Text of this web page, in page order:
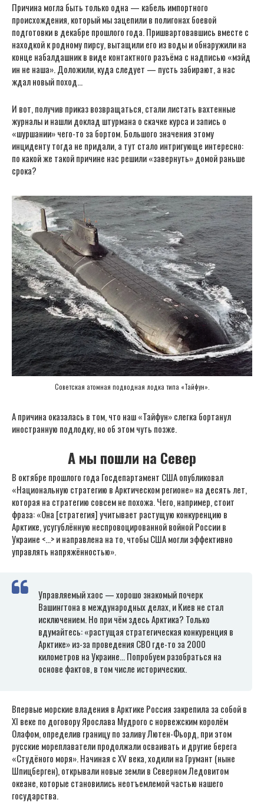
Причина могла быть только одна — кабель импортного
происхождения, который мы зацепили в полигонах боевой
подготовки в декабре прошлого года. Пришвартовавшись вместе с
находкой к родному пирсу, вытащили его из воды и обнаружили на
конце набалдашник в виде контактного разъёма с надписью «мэйд
ин не наша». Доложили, куда следует — пусть забирают, а нас
ждал новый поход…
И вот, получив приказ возвращаться, стали листать вахтенные
журналы и нашли доклад штурмана о скачке курса и запись о
«шуршании» чего-то за бортом. Большого значения этому
инциденту тогда не придали, а тут стало интригующе интересно:
по какой же такой причине нас решили «завернуть» домой раньше
срока?
Советская атомная подводная лодка типа «Тайфун».
А причина оказалась в том, что наш «Тайфун» слегка бортанул
иностранную подлодку, но об этом чуть позже.
А мы пошли на Север
В октябре прошлого года Госдепартамент США опубликовал
«Национальную стратегию в Арктическом регионе» на десять лет,
которая на стратегию совсем не похожа. Чего, например, стоит
фраза: «Она [стратегия] учитывает растущую конкуренцию в
Арктике, усугублённую неспровоцированной войной России в
Украине <…> и направлена на то, чтобы США могли эффективно
управлять напряжённостью».
Управляемый хаос — хорошо знакомый почерк
Вашингтона в международных делах, и Киев не стал
исключением. Но при чём здесь Арктика? Только
вдумайтесь: «растущая стратегическая конкуренция в
Арктике» из-за проведения СВО где-то за 2000
километров на Украине… Попробуем разобраться на
основе фактов, в том числе исторических.
Впервые морские владения в Арктике Россия закрепила за собой в
XI веке по договору Ярослава Мудрого с норвежским королём
Олафом, определив границу по заливу Лютен-Фьорд, при этом
русские мореплаватели продолжали осваивать и другие берега
«Студёного моря». Начиная с XV века, ходили на Грумант (ныне
Шпицберген), открывали новые земли в Северном Ледовитом
океане, которые становились неотъемлемой частью нашего
государства.